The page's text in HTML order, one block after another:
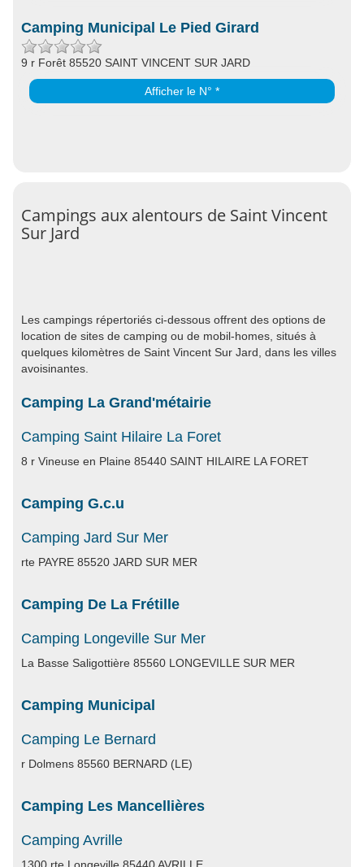
Camping Municipal Le Pied Girard
9 r Forêt 85520 SAINT VINCENT SUR JARD
Afficher le N° *
Campings aux alentours de Saint Vincent
Sur Jard
Les campings répertoriés ci-dessous offrent des options de
location de sites de camping ou de mobil-homes, situés à
quelques kilomètres de Saint Vincent Sur Jard, dans les villes
avoisinantes.
Camping La Grand'métairie
Camping Saint Hilaire La Foret
8 r Vineuse en Plaine 85440 SAINT HILAIRE LA FORET
Camping G.c.u
Camping Jard Sur Mer
rte PAYRE 85520 JARD SUR MER
Camping De La Frétille
Camping Longeville Sur Mer
La Basse Saligottière 85560 LONGEVILLE SUR MER
Camping Municipal
Camping Le Bernard
r Dolmens 85560 BERNARD (LE)
Camping Les Mancellières
Camping Avrille